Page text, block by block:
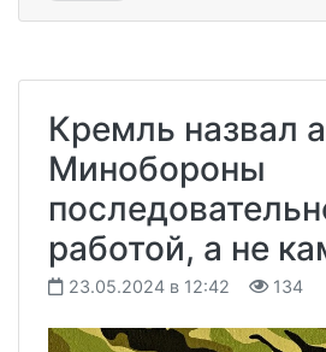
Кремль назвал
Минобороны
работой, а не
23.05.2024 в 12:42 134